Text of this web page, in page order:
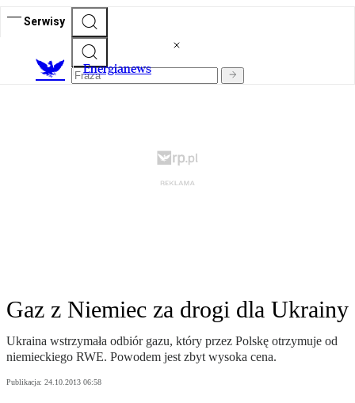
Serwisy
Energianews
Gaz z Niemiec za drogi dla Ukrainy
Ukraina wstrzymała odbiór gazu, który przez Polskę otrzymuje od
niemieckiego RWE. Powodem jest zbyt wysoka cena.
Publikacja: 24.10.2013 06:58